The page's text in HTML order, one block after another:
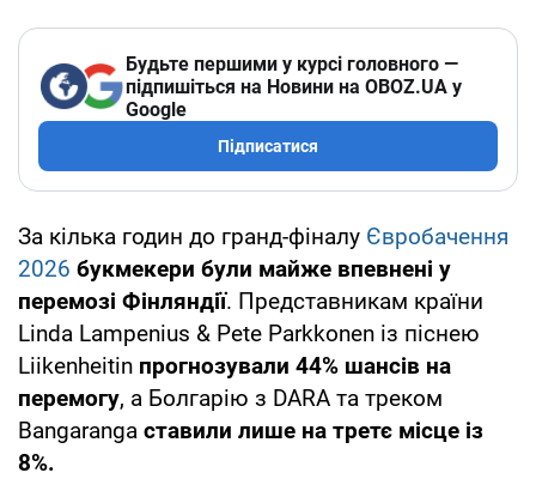
Будьте першими у курсі головного —
підпишіться на Новини на OBOZ.UA у
Google
Підписатися
За кілька годин до гранд-фіналу Євробачення
2026 букмекери були майже впевнені у
перемозі Фінляндії. Представникам країни
Linda Lampenius & Pete Parkkonen із піснею
Liikenheitin прогнозували 44% шансів на
перемогу, а Болгарію з DARA та треком
Bangaranga ставили лише на третє місце із
8%.